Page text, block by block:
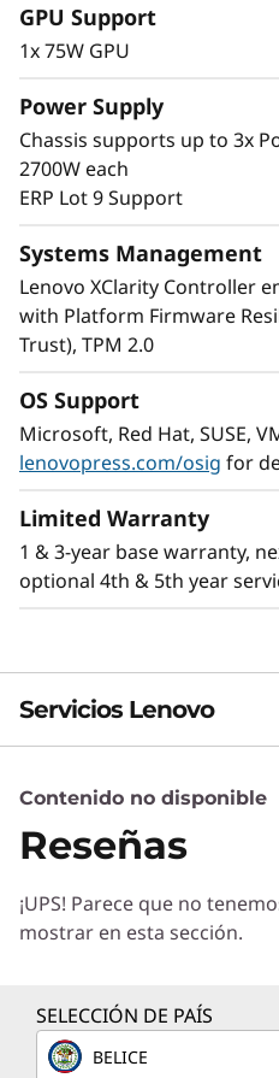
a
D
e
n
d
a
d
Optimización flexible
El formato modular
aumenta la flexibilidad
bastidor. Comience con
necesite; puede
chasis para satisfacer
procesamiento.
Con el doble de
aumentar fácilmente el
aumentando la
en dimensiones
Eficiencia y
térmicamente para
rendimiento. Con
procesamiento y reduce
Las grandes empresas y
computación de alto
GPU Support
1x 75W GPU
Power Supply
Chassis supports up to 3x
2700W each
ERP Lot 9 Support
Systems Management
Lenovo XClarity Controller
with Platform Firmware
Trust), TPM 2.0
OS Support
Microsoft, Red Hat, SUSE,
lenovopress.com/osig for
Limited Warranty
1 & 3-year base warranty,
optional 4th & 5th year
Servicios Lenovo
Servicios de
Diseñe la mejor
correcta para sus
empresariales.
Servicios de
Contenido no disponible
Reseñas
¡UPS! Parece que no
mostrar en esta sección.
SELECCIÓN DE PAÍS
BELICE